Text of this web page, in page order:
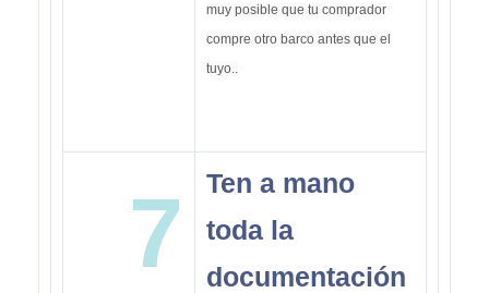
muy posible que tu comprador
compre otro barco antes que el
tuyo..
7
Ten a mano
toda la
documentación